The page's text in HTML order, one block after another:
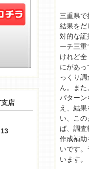
三重県
結果をだ
対的な証
ーチ三
けれど
にがあ
っくり
ん。ま
パターン
え、結
い、こ
ば、調
作成補助
いです
います。
店